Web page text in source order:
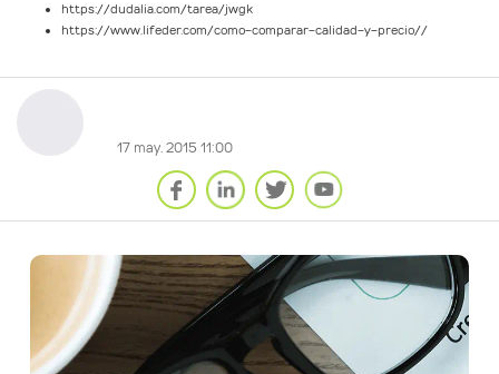
https://dudalia.com/tarea/jwgk
https://www.lifeder.com/como-comparar-calidad-y-precio//
17 may. 2015 11:00